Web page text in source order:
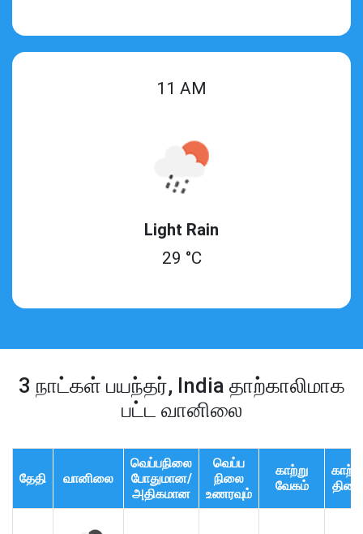
11 AM
Light Rain
29 °C
3 நாட்கள் பயந்தர், India தாற்காலிமாக
பட்ட வானிலை
தேதி வானிலை
வெப்பநிலை
போதுமான/
அதிகமான
வெப்ப
நிலை
உணரவும்
காற்று
வேகம்
காற்று
திசை